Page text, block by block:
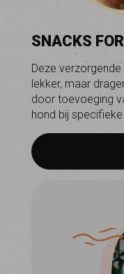
SNACKS
Deze
lekker, maar
door toevoeging
hond bij